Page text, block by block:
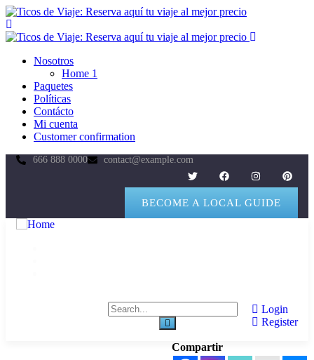
Nosotros
Home 1
Paquetes
Políticas
Contácto
Mi cuenta
Customer confirmation
666 888 0000 contact@example.com
BECOME A LOCAL GUIDE
Login
Register
Compartir